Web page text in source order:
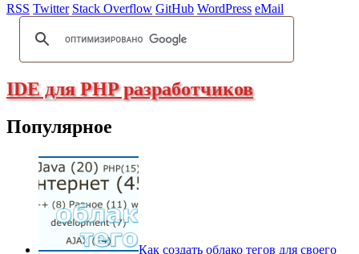
RSS Twitter Stack Overflow GitHub WordPress eMail
IDE для PHP разработчиков
Популярное
Как создать облако тегов для своего